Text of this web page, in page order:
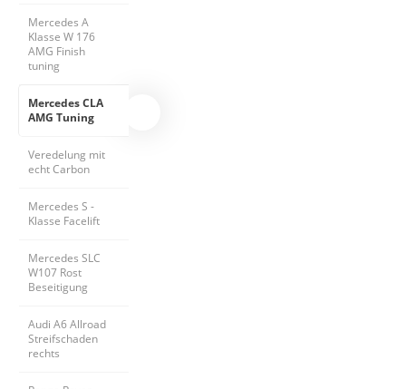
Mercedes A
Klasse W 176
AMG Finish
tuning
Mercedes CLA
AMG Tuning
Veredelung mit
echt Carbon
Mercedes S -
Klasse Facelift
Mercedes SLC
W107 Rost
Beseitigung
Audi A6 Allroad
Streifschaden
rechts